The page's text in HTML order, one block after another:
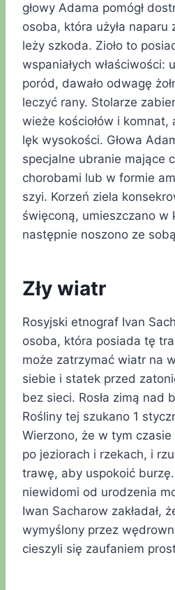
głowy Adama pomógł
osoba, która użyła naparu
leży szkoda. Zioło to
wspaniałych właściwości:
poród, dawało odwagę
leczyć rany. Stolarze
wieże kościołów i
lęk wysokości. Głowa
specjalne ubranie mające
chorobami lub w formie
szyi. Korzeń ziela
święconą, umieszczano w
następnie noszono ze
Zły wiatr
Rosyjski etnograf Ivan
osoba, która posiada tę
może zatrzymać wiatr na
siebie i statek przed
bez sieci. Rosła zimą nad
Rośliny tej szukano 1
Wierzono, że w tym czasie
po jeziorach i rzekach, i
trawę, aby uspokoić
niewidomi od urodzenia
Iwan Sacharow zakładał,
wymyślony przez
cieszyli się zaufaniem